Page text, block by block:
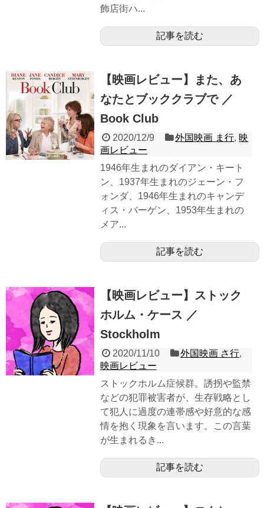
飾店街ハ...
記事を読む
【映画レビュー】また、あ
なたとブッククラブで ／
Book Club
2020/12/9 外国映画 ま行, 映
画レビュー
1946年生まれのダイアン・キート
ン、1937年生まれのジェーン・フ
ォンダ、1946年生まれのキャンデ
ィス・バーゲン、1953年生まれの
メア...
記事を読む
【映画レビュー】ストック
ホルム・ケース ／
Stockholm
2020/11/10 外国映画 さ行,
映画レビュー
ストックホルム症候群。誘拐や監禁
などの犯罪被害者が、生存戦略とし
て犯人に過度の連帯感や好意的な感
情を抱く現象を言います。この言葉
が生まれるき...
記事を読む